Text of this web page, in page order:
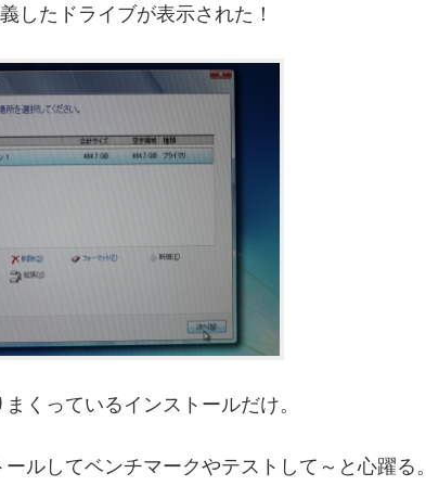
したドライブが表示された！
くっているインストールだけ。
ルしてベンチマークやテストして～と心躍る。